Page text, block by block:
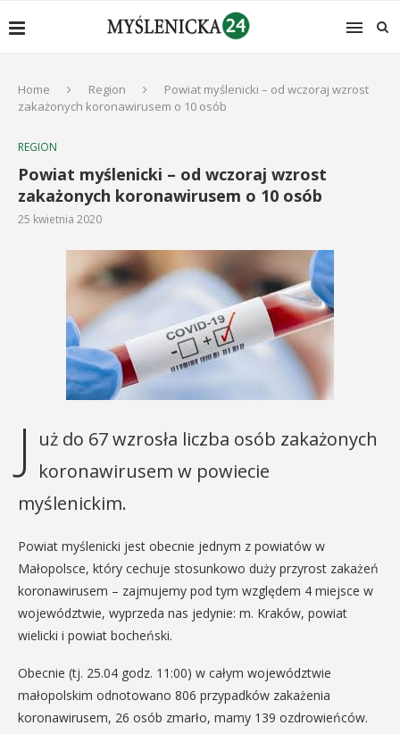
Home Region
Powiat myślenicki – od wczoraj wzrost
zakażonych koronawirusem o 10 osób
REGION
Powiat myślenicki – od wczoraj wzrost
zakażonych koronawirusem o 10 osób
25 kwietnia 2020
J uż do 67 wzrosła liczba osób zakażonych
koronawirusem w powiecie
myślenickim.
Powiat myślenicki jest obecnie jednym z powiatów w
Małopolsce, który cechuje stosunkowo duży przyrost zakażeń
koronawirusem – zajmujemy pod tym względem 4 miejsce w
województwie, wyprzeda nas jedynie: m. Kraków, powiat
wielicki i powiat bocheński.
Obecnie (tj. 25.04 godz. 11:00) w całym województwie
małopolskim odnotowano 806 przypadków zakażenia
koronawirusem, 26 osób zmarło, mamy 139 ozdrowieńców.